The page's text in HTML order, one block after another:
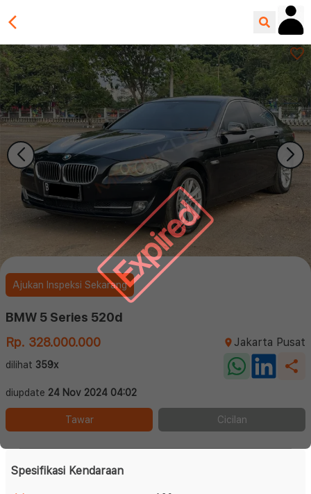
Expired
Ajukan Inspeksi Sekarang
BMW 5 Series 520d
Rp. 328.000.000
Jakarta Pusat
dilihat 359x
diupdate 24 Nov 2024 04:02
Tawar Cicilan
Spesifikasi Kendaraan